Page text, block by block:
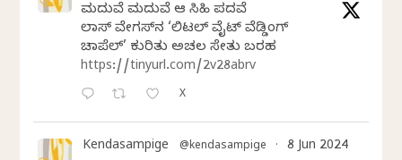
ಮದುವೆ ಮದುವೆ ಆ ಸಿಹಿ ಪದವೆ
ಲಾಸ್‌ ವೇಗಸ್‌ನ ‘ಲಿಟಲ್ ವೈಟ್ ವೆಡ್ಡಿಂಗ್
ಚಾಪೆಲ್’ ಕುರಿತು ಅಚಲ ಸೇತು ಬರಹ
https://tinyurl.com/2v28abrv
X
Kendasampige @kendasampige · 8 Jun 2024